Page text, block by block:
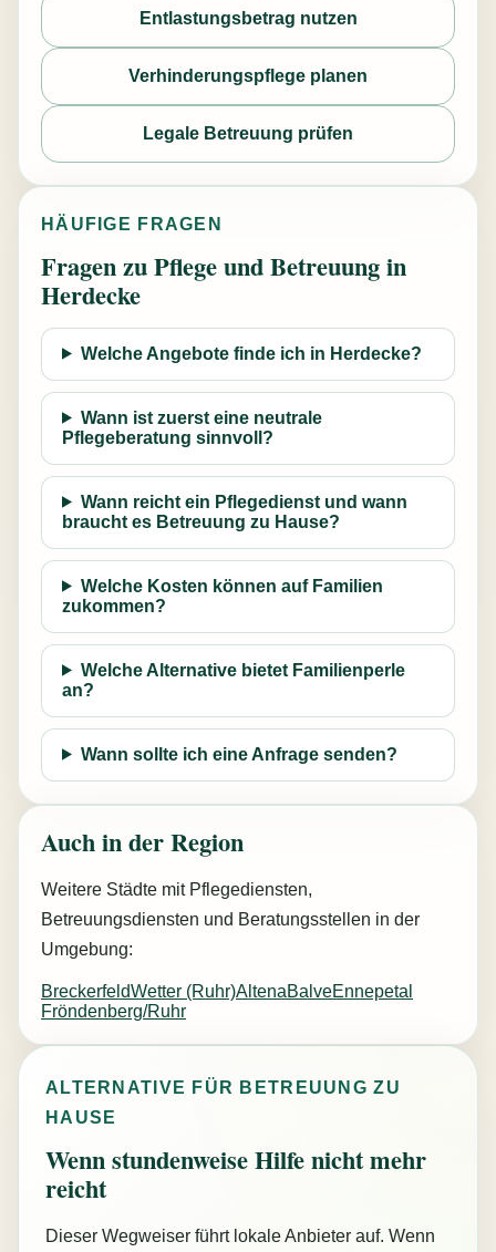
Entlastungsbetrag nutzen
Verhinderungspflege planen
Legale Betreuung prüfen
HÄUFIGE FRAGEN
Fragen zu Pflege und Betreuung in
Herdecke
Welche Angebote finde ich in Herdecke?
Wann ist zuerst eine neutrale
Pflegeberatung sinnvoll?
Wann reicht ein Pflegedienst und wann
braucht es Betreuung zu Hause?
Welche Kosten können auf Familien
zukommen?
Welche Alternative bietet Familienperle
an?
Wann sollte ich eine Anfrage senden?
Auch in der Region
Weitere Städte mit Pflegediensten,
Betreuungsdiensten und Beratungsstellen in der
Umgebung:
BreckerfeldWetter (Ruhr)AltenaBalveEnnepetal
Fröndenberg/Ruhr
ALTERNATIVE FÜR BETREUUNG ZU
HAUSE
Wenn stundenweise Hilfe nicht mehr
reicht
Dieser Wegweiser führt lokale Anbieter auf. Wenn